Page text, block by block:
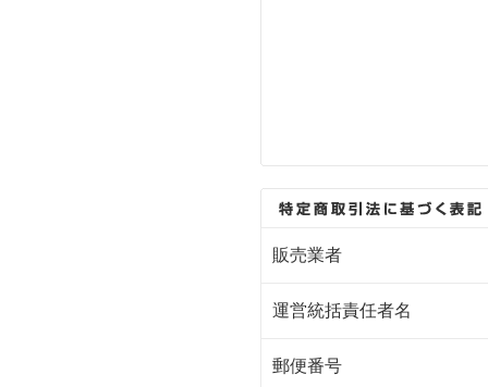
販売業者
運営統括責任者名
郵便番号